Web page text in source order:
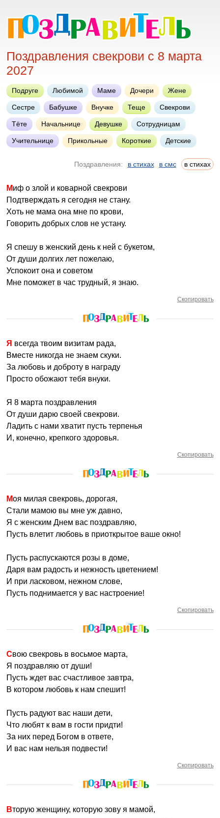
Поздравления свекрови с 8 марта
2027
Подруге Любимой Маме Дочери Жене
Сестре Бабушке Внучке Теще Свекрови
Тёте Начальнице Девушке Сотрудницам
Учительнице Прикольные Короткие Детские
Поздравления: в стихах в смс в стихах
Миф о злой и коварной свекрови
Подтверждать я сегодня не стану.
Хоть не мама она мне по крови,
Говорить добрых слов не устану.
Я спешу в женский день к ней с букетом,
От души долгих лет пожелаю,
Успокоит она и советом
Мне поможет в час трудный, я знаю.
Скопировать
Я всегда твоим визитам рада,
Вместе никогда не знаем скуки.
За любовь и доброту в награду
Просто обожают тебя внуки.
Я 8 марта поздравления
От души дарю своей свекрови.
Ладить с нами хватит пусть терпенья
И, конечно, крепкого здоровья.
Скопировать
Моя милая свекровь, дорогая,
Стали мамою вы мне уж давно,
Я с женским Днем вас поздравляю,
Пусть влетит любовь в приоткрытое ваше окно!
Пусть распускаются розы в доме,
Даря вам радость и нежность цветением!
И при ласковом, нежном слове,
Пусть поднимается у вас настроение!
Скопировать
Свою свекровь в восьмое марта,
Я поздравляю от души!
Пусть ждет вас счастливое завтра,
В котором любовь к нам спешит!
Пусть радуют вас наши дети,
Что любят к вам в гости придти!
За них перед Богом в ответе,
И вас нам нельзя подвести!
Скопировать
Вторую женщину, которую зову я мамой,